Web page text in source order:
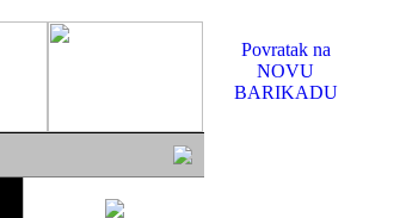
Povratak na
NOVU
BARIKADU